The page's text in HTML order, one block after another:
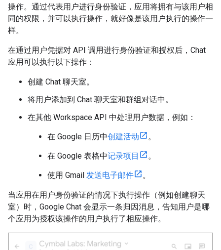
操作。通过代表用户进行身份验证，应用将拥有与该用户相
同的权限，并可以执行操作，就好像是该用户执行的操作一
样。
在通过用户凭据对 API 调用进行身份验证和授权后，Chat
应用可以执行以下操作：
创建 Chat 聊天室。
将用户添加到 Chat 聊天室和群组对话中。
在其他 Workspace API 中处理用户数据，例如：
在 Google 日历中创建活动 。
在 Google 表格中记录项目 。
使用 Gmail 发送电子邮件 。
当应用在用户身份验证的情况下执行操作（例如创建聊天
室）时，Google Chat 会显示一条归因消息，告知用户是哪
个应用为授权该操作的用户执行了相应操作。